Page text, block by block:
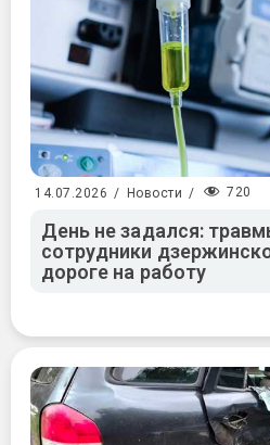
14.07.2026 / Новости / 720
День не задался:
сотрудники
дороге на работу